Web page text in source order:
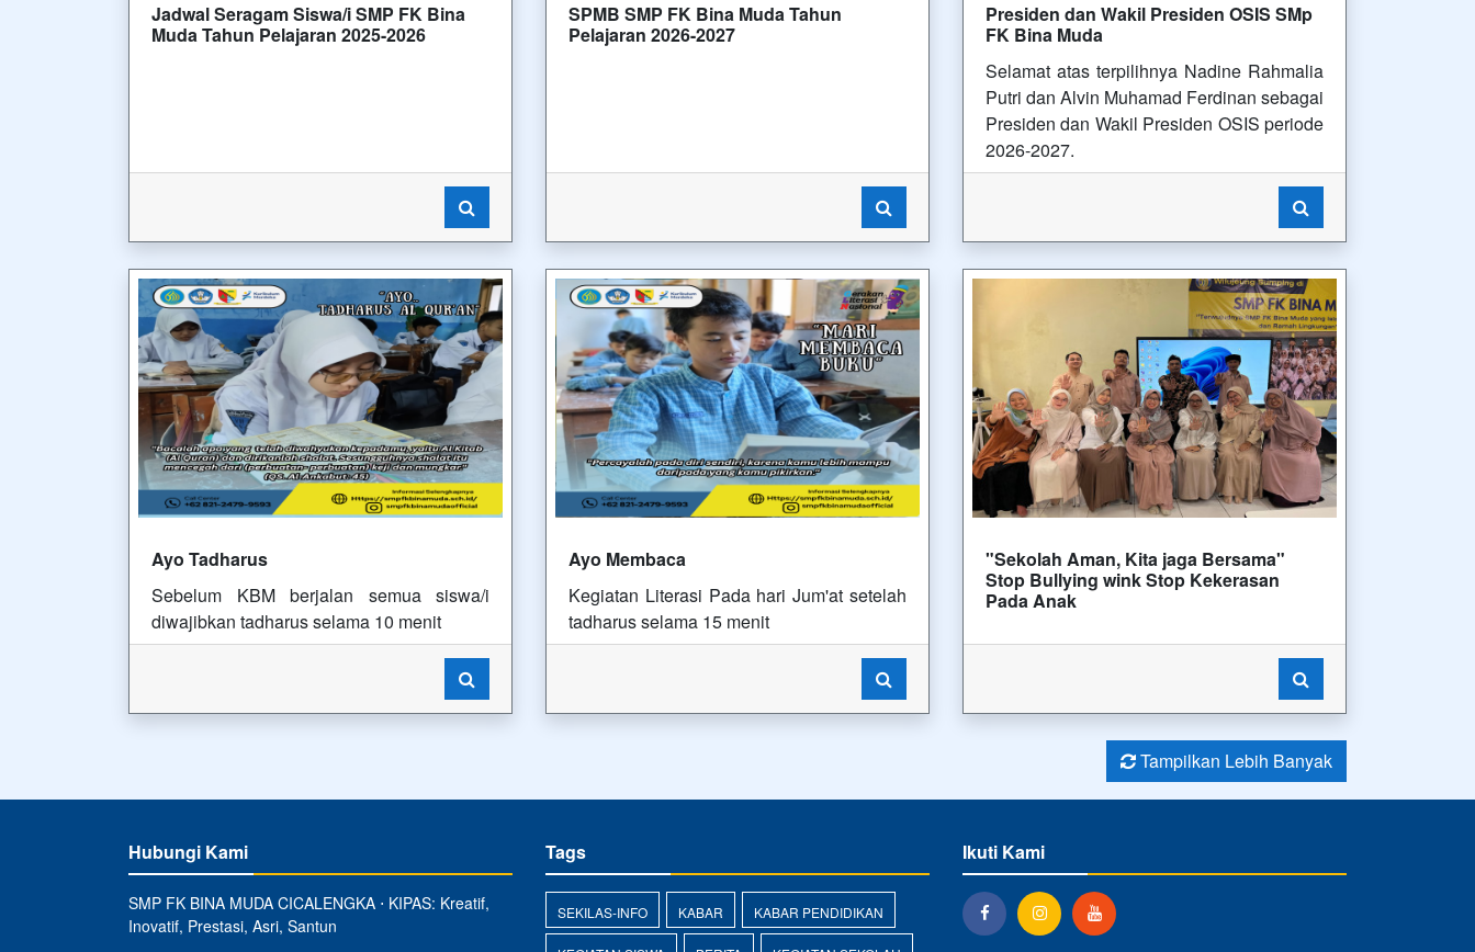
Jadwal Seragam Siswa/i SMP FK Bina
Muda Tahun Pelajaran 2025-2026
SPMB SMP FK Bina Muda Tahun
Pelajaran 2026-2027
Presiden dan Wakil Presiden OSIS SMp
FK Bina Muda
Selamat atas terpilihnya Nadine Rahmalia
Putri dan Alvin Muhamad Ferdinan sebagai
Presiden dan Wakil Presiden OSIS periode
2026-2027.
Ayo Tadharus
Sebelum KBM berjalan semua siswa/i
diwajibkan tadharus selama 10 menit
Ayo Membaca
Kegiatan Literasi Pada hari Jum'at setelah
tadharus selama 15 menit
"Sekolah Aman, Kita jaga Bersama"
Stop Bullying wink Stop Kekerasan
Pada Anak
Tampilkan Lebih Banyak
Hubungi Kami
SMP FK BINA MUDA CICALENGKA ⋅ KIPAS: Kreatif,
Inovatif, Prestasi, Asri, Santun
Tags
SEKILAS-INFO KABAR KABAR PENDIDIKAN
Ikuti Kami